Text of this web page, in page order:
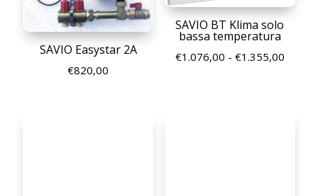
SAVIO Easystar 2A
€820,00
SAVIO BT Klima solo
bassa temperatura
€1.076,00 - €1.355,00Fascia